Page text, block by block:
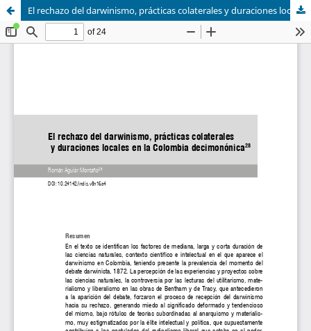
El rechazo del darwinismo, prácticas colaterales y duraciones locales en la Colombia decimonónica